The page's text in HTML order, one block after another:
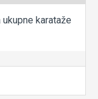
karataže